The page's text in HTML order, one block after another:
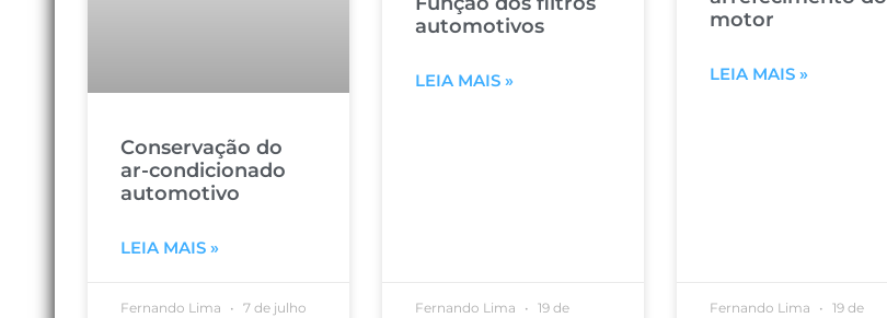
Conservação do
ar-condicionado
automotivo
LEIA MAIS »
Fernando Lima
7 de julho
automotivos
LEIA MAIS »
Fernando Lima
19 de
motor
LEIA MAIS »
Fernando Lima
19 de